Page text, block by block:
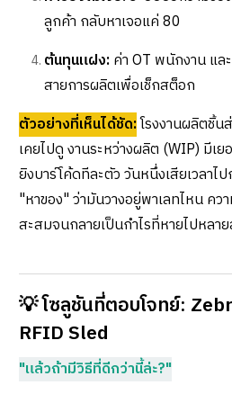
ลูกค้า กลับหาเจอแค่ 80
ต้นทุนแฝง:ค่า OT พนักงาน แล
สายการผลิตเพื่อเช็กสต็อก
ตัวอย่างที่เห็นได้ชัด:โรงงานผลิตชิ้
เคยไปดู งานระหว่างผลิต (WIP) มีเ
ยิงบาร์โค้ดทีละตัว วันหนึ่งเสียเวลาไ
"หาของ" ว่ามันวางอยู่พาเลทไหน คว
สะสมจนกลายเป็นกำไรที่หายไปหลา
💡 โซลูชันที่ตอบโจทย์:
RFID Sled
"แล้วถ้ามีวิธีที่ดีกว่านี้ล่ะ?"